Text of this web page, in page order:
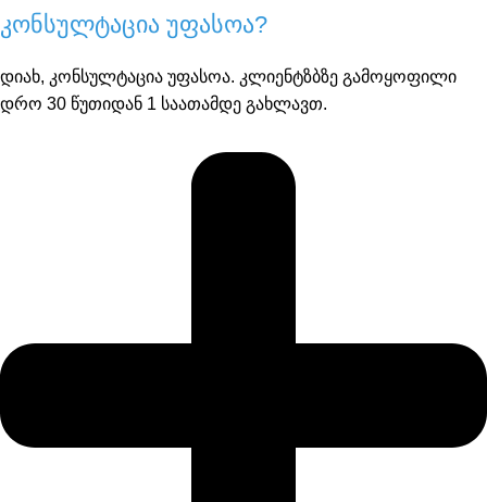
კონსულტაცია უფასოა?
დიახ, კონსულტაცია უფასოა. კლიენტზბზე გამოყოფილი
დრო 30 წუთიდან 1 საათამდე გახლავთ.